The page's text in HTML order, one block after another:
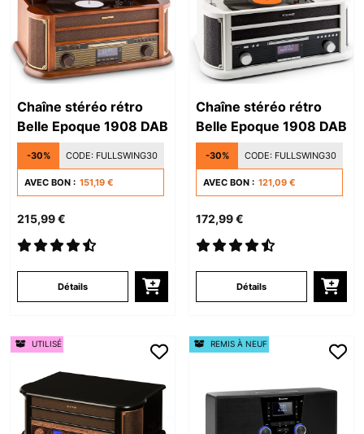
Chaîne stéréo rétro
Belle Epoque 1908 DAB
-30% CODE: FULLSWING30
AVEC BON : 151,19 €
215,99 €
Détails
Chaîne stéréo rétro
Belle Epoque 1908 DAB
-30% CODE: FULLSWING30
AVEC BON : 121,09 €
172,99 €
Détails
UTILISÉ REMIS À NEUF